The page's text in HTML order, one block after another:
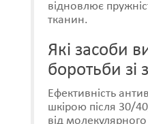
відновлює
тканин.
Які засоби
боротьби
Ефективність
шкірою після 30/
від